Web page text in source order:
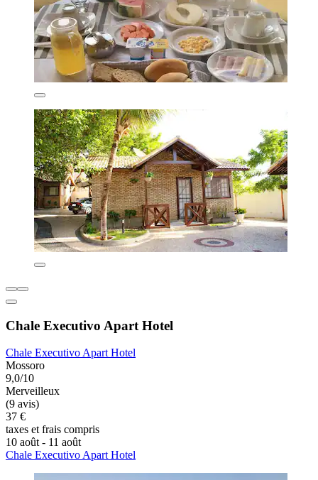
Chale Executivo Apart Hotel
Chale Executivo Apart Hotel
Mossoro
9,0/10
Merveilleux
(9 avis)
37 €
taxes et frais compris
10 août - 11 août
Chale Executivo Apart Hotel